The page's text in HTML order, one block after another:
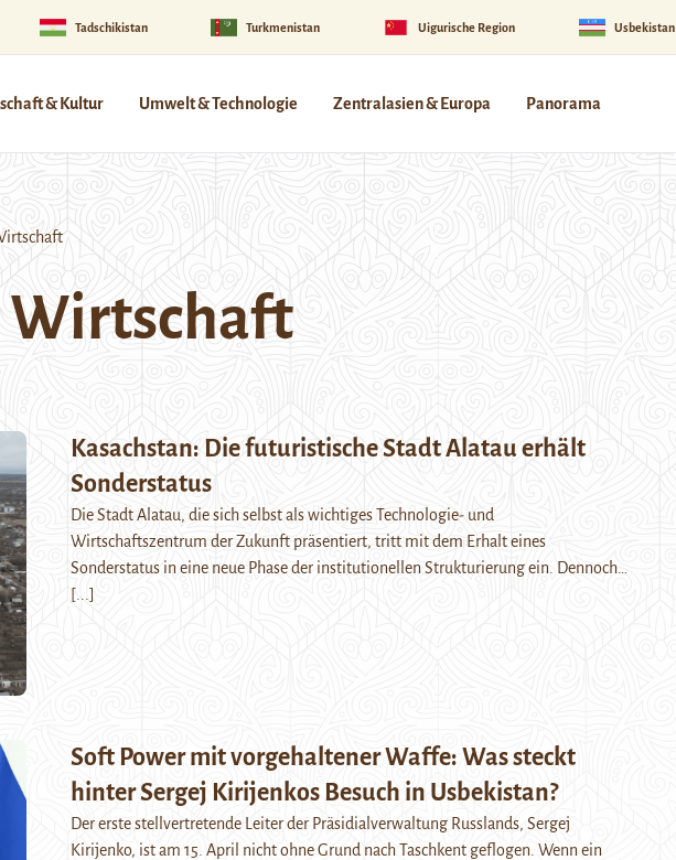
Tadschikistan Turkmenistan Uigurische Region Usbekistan
& Kultur Umwelt & Technologie Zentralasien & Europa Panorama
Kasachstan: Die futuristische Stadt Alatau erhält
Sonderstatus
Die Stadt Alatau, die sich selbst als wichtiges Technologie- und
Wirtschaftszentrum der Zukunft präsentiert, tritt mit dem Erhalt eines
Sonderstatus in eine neue Phase der institutionellen Strukturierung ein. Dennoch…
[...]
Soft Power mit vorgehaltener Waffe: Was steckt
hinter Sergej Kirijenkos Besuch in Usbekistan?
Der erste stellvertretende Leiter der Präsidialverwaltung Russlands, Sergej
Kirijenko, ist am 15. April nicht ohne Grund nach Taschkent geflogen. Wenn ein